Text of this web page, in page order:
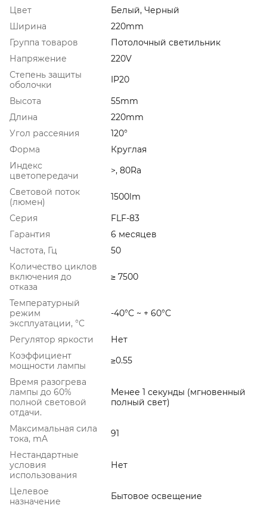
Цвет
Белый, Черный
Ширина
220mm
Группа товаров
Потолочный светильник
Напряжение
220V
Степень защиты
оболочки
IP20
Высота
55mm
Длина
220mm
Угол рассеяния
120°
Форма
Круглая
Индекс
цветопередачи
>, 80Ra
Световой поток
(люмен)
1500lm
Серия
FLF-83
Гарантия
6 месяцев
Частота, Гц
50
Количество циклов
включения до
отказа
≥ 7500
Температурный
режим
эксплуатации, °C
-40°C ~ + 60°С
Регулятор яркости
Нет
Коэффициент
мощности лампы
≥0.55
Время разогрева
лампы до 60%
полной световой
отдачи.
Менее 1 секунды (мгновенный
полный свет)
Максимальная сила
тока, mA
91
Нестандартные
условия
использования
Нет
Целевое
назначение
Бытовое освещение